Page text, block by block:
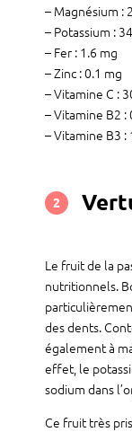
– Magnésium :
– Potassium :
– Fer : 1.6 mg
– Zinc : 0.1 mg
– Vitamine C :
– Vitamine B2 :
– Vitamine B3 :
2
Le fruit de la
nutritionnels.
des dents.
également à
effet, le
sodium dans
Ce fruit très